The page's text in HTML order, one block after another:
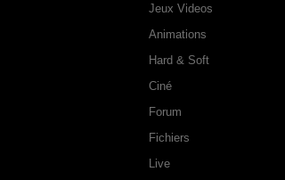
Jeux Videos
Animations
Hard & Soft
Ciné
Forum
Fichiers
Live